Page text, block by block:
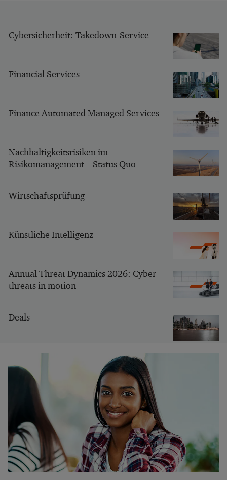
Cybersicherheit: Takedown-Service
Financial Services
Finance Automated Managed Services
Nachhaltigkeitsrisiken im
Risikomanagement – Status Quo
Wirtschaftsprüfung
Künstliche Intelligenz
Annual Threat Dynamics 2026: Cyber
threats in motion
Deals